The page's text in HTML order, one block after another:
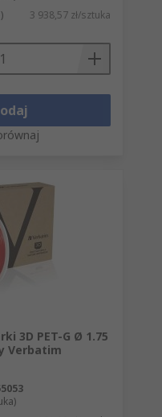
3 938,57 zł/sztuka
3D PET-G Ø 1.75
Verbatim